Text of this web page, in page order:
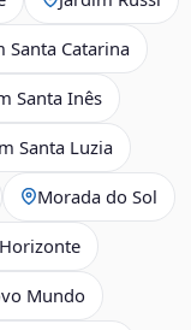
Santa Catarina
Santa Inês
Santa Luzia
Morada do Sol
Mundo